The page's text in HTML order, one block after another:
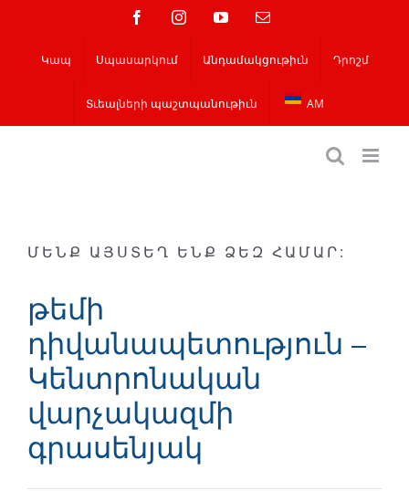
content
ՖեյսբուքInstagramYouTubeEmail
Կապ Սպասարկում Անդամակցութիւն Դրոշմ
Տւեալների պաշտպանութիւն AM
ՄԵՆՔ ԱՅՍՏԵՂ ԵՆՔ ՁԵԶ ՀԱՄԱՐ:
թեմի
դիվանապետություն –
Կենտրոնական
վարչակազմի
գրասենյակ